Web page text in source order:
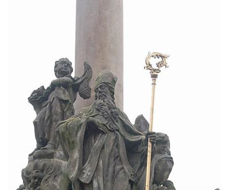
nad Vltavou-Mikovicích
Sloup s kaplicí s reliéfy v Bílině
Sloup Panny Marie v Ostrově
Sloup Nejsvětější Trojice v Ostrově
Sloup Panny Marie v Holanech
Sloup Panny Marie v Milhostově
Sloup Nejsvětější Trojice v Blíževedlech
Sloup Nejsvětější Trojice v Chomutově
Sloup svatého Floriána v Chomutově
Sloup Panny Marie v Lokti
Sloup Nejsvětější trojice v Lokti